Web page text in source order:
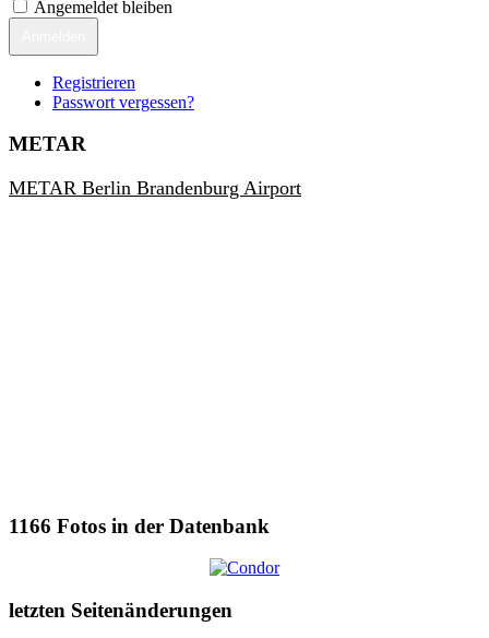
Angemeldet bleiben
Registrieren
Passwort vergessen?
METAR
METAR Berlin Brandenburg Airport
1166 Fotos in der Datenbank
letzten Seitenänderungen